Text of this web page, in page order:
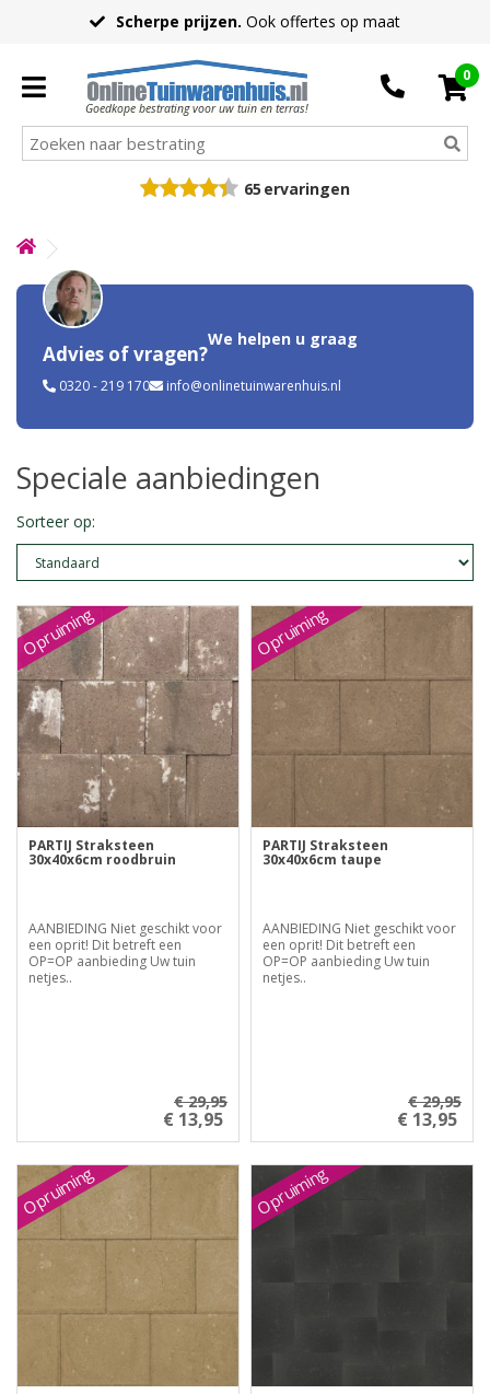
Scherpe prijzen. Ook offertes op maat
Goedkope bestrating voor uw tuin en terras!
0
65 ervaringen
Advies of vragen?
We helpen u graag
0320 - 219 170 info@onlinetuinwarenhuis.nl
Speciale aanbiedingen
Sorteer op:
Opruiming
PARTIJ Straksteen
30x40x6cm roodbruin
AANBIEDING Niet geschikt voor
een oprit! Dit betreft een
OP=OP aanbieding Uw tuin
netjes..
€ 29,95
€ 13,95
Opruiming
PARTIJ Straksteen
30x40x6cm taupe
AANBIEDING Niet geschikt voor
een oprit! Dit betreft een
OP=OP aanbieding Uw tuin
netjes..
€ 29,95
€ 13,95
Opruiming Opruiming